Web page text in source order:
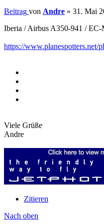
Beitrag von Andre » 31. Mai
Iberia / Airbus A350-941 /
https://www.planespotters.net/
Viele Grüße
Andre
Zitieren
Nach oben